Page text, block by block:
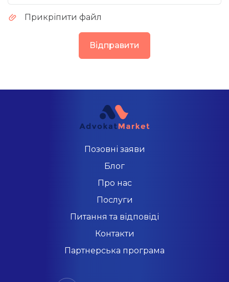
Прикріпити файл
Відправити
Позовні заяви
Блог
Про нас
Послуги
Питання та відповіді
Контакти
Партнерська програма